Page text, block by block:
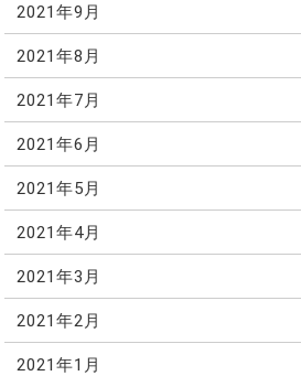
2021年9月
2021年8月
2021年7月
2021年6月
2021年5月
2021年4月
2021年3月
2021年2月
2021年1月